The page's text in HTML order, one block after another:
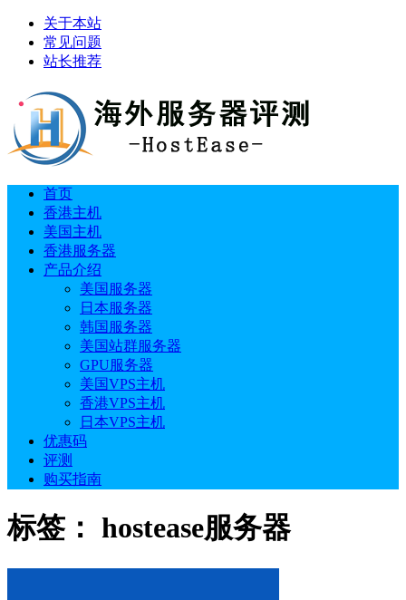
关于本站
常见问题
站长推荐
首页
香港主机
美国主机
香港服务器
产品介绍
美国服务器
日本服务器
韩国服务器
美国站群服务器
GPU服务器
美国VPS主机
香港VPS主机
日本VPS主机
优惠码
评测
购买指南
标签： hostease服务器